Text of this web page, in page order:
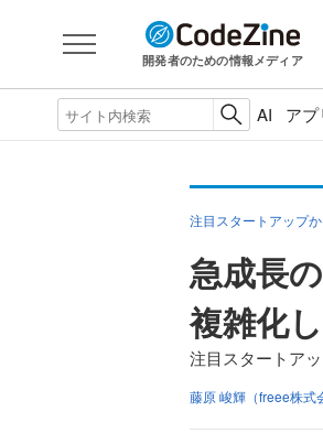
開発者のための情報メディア
AI ア
注目スタートアップ
急成長
複雑化
注目スタートア
藤原 峻輝（freee株式